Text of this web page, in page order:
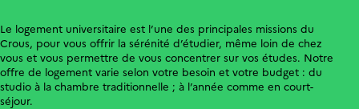
Le logement universitaire est l’une des principales missions du
Crous, pour vous offrir la sérénité d’étudier, même loin de chez
vous et vous permettre de vous concentrer sur vos études. Notre
offre de logement varie selon votre besoin et votre budget : du
studio à la chambre traditionnelle ; à l’année comme en court-
séjour.